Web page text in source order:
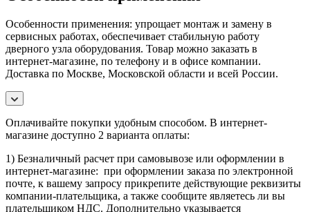
Особенности применения: упрощает монтаж и замену в
сервисных работах, обеспечивает стабильную работу
дверного узла оборудования. Товар можно заказать в
интернет-магазине, по телефону и в офисе компании.
Доставка по Москве, Московской области и всей России.
Оплачивайте покупки удобным способом. В интернет-
магазине доступно 2 варианта оплаты:
1) Безналичный расчет при самовывозе или оформлении в
интернет-магазине: при оформлении заказа по электронной
почте, к вашему запросу прикрепите действующие реквизиты
компании-плательщика, а также сообщите являетесь ли вы
плательщиком НДС. Дополнительно указывается